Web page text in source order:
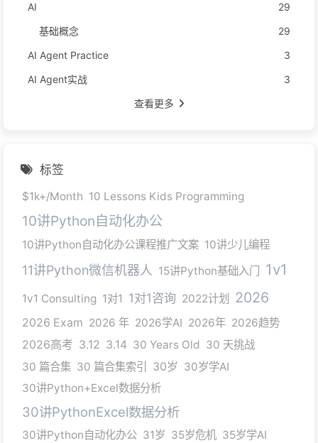
AI
29
基础概念
29
AI Agent Practice
3
AI Agent实战
3
查看更多
标签
$1k+/Month 10 Lessons Kids Programming
10讲Python自动化办公
10讲Python自动化办公课程推广文案 10讲少儿编程
11讲Python微信机器人 15讲Python基础入门 1v1
1v1 Consulting 1对1 1对1咨询 2022计划 2026
2026 Exam 2026 年 2026学AI 2026年 2026趋势
2026高考 3.12 3.14 30 Years Old 30 天挑战
30 篇合集 30 篇合集索引 30岁 30岁学AI
30讲Python+Excel数据分析
30讲PythonExcel数据分析
30讲Python自动化办公 31岁 35岁危机 35岁学AI